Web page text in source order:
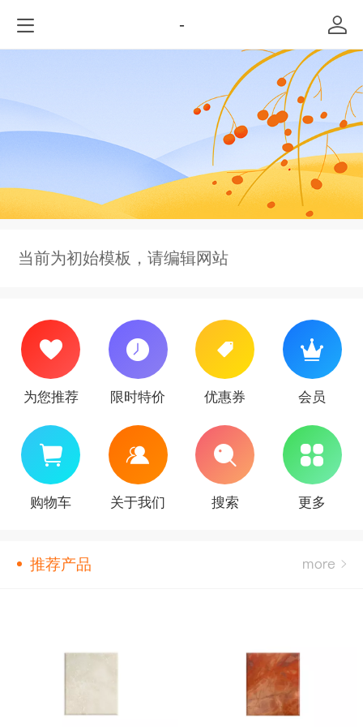
-
当前为初始模板，请编辑网站
为您推荐 限时特价 优惠券 会员
购物车 关于我们 搜索 更多
推荐产品